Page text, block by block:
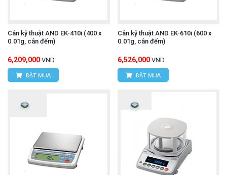
Cân kỹ thuật AND EK-410i (400 x
0.01g, cân đếm)
6,209,000 VND
ĐẶT MUA
Cân kỹ thuật AND EK-610i (600 x
0.01g, cân đếm)
6,526,000 VND
ĐẶT MUA